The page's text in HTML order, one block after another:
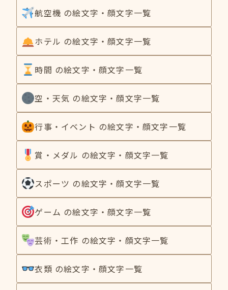
航空機 の絵文字・顔文字一覧
ホテル の絵文字・顔文字一覧
時間 の絵文字・顔文字一覧
空・天気 の絵文字・顔文字一覧
行事・イベント の絵文字・顔文字一覧
賞・メダル の絵文字・顔文字一覧
スポーツ の絵文字・顔文字一覧
ゲーム の絵文字・顔文字一覧
芸術・工作 の絵文字・顔文字一覧
衣類 の絵文字・顔文字一覧